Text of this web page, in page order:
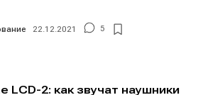
22.12.2021 5
LCD-2: как звучат наушники